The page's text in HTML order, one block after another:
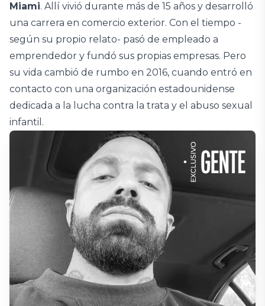
Miami. Allí vivió durante más de 15 años y desarrolló
una carrera en comercio exterior. Con el tiempo -
según su propio relato- pasó de empleado a
emprendedor y fundó sus propias empresas. Pero
su vida cambió de rumbo en 2016, cuando entró en
contacto con una organización estadounidense
dedicada a la lucha contra la trata y el abuso sexual
infantil.